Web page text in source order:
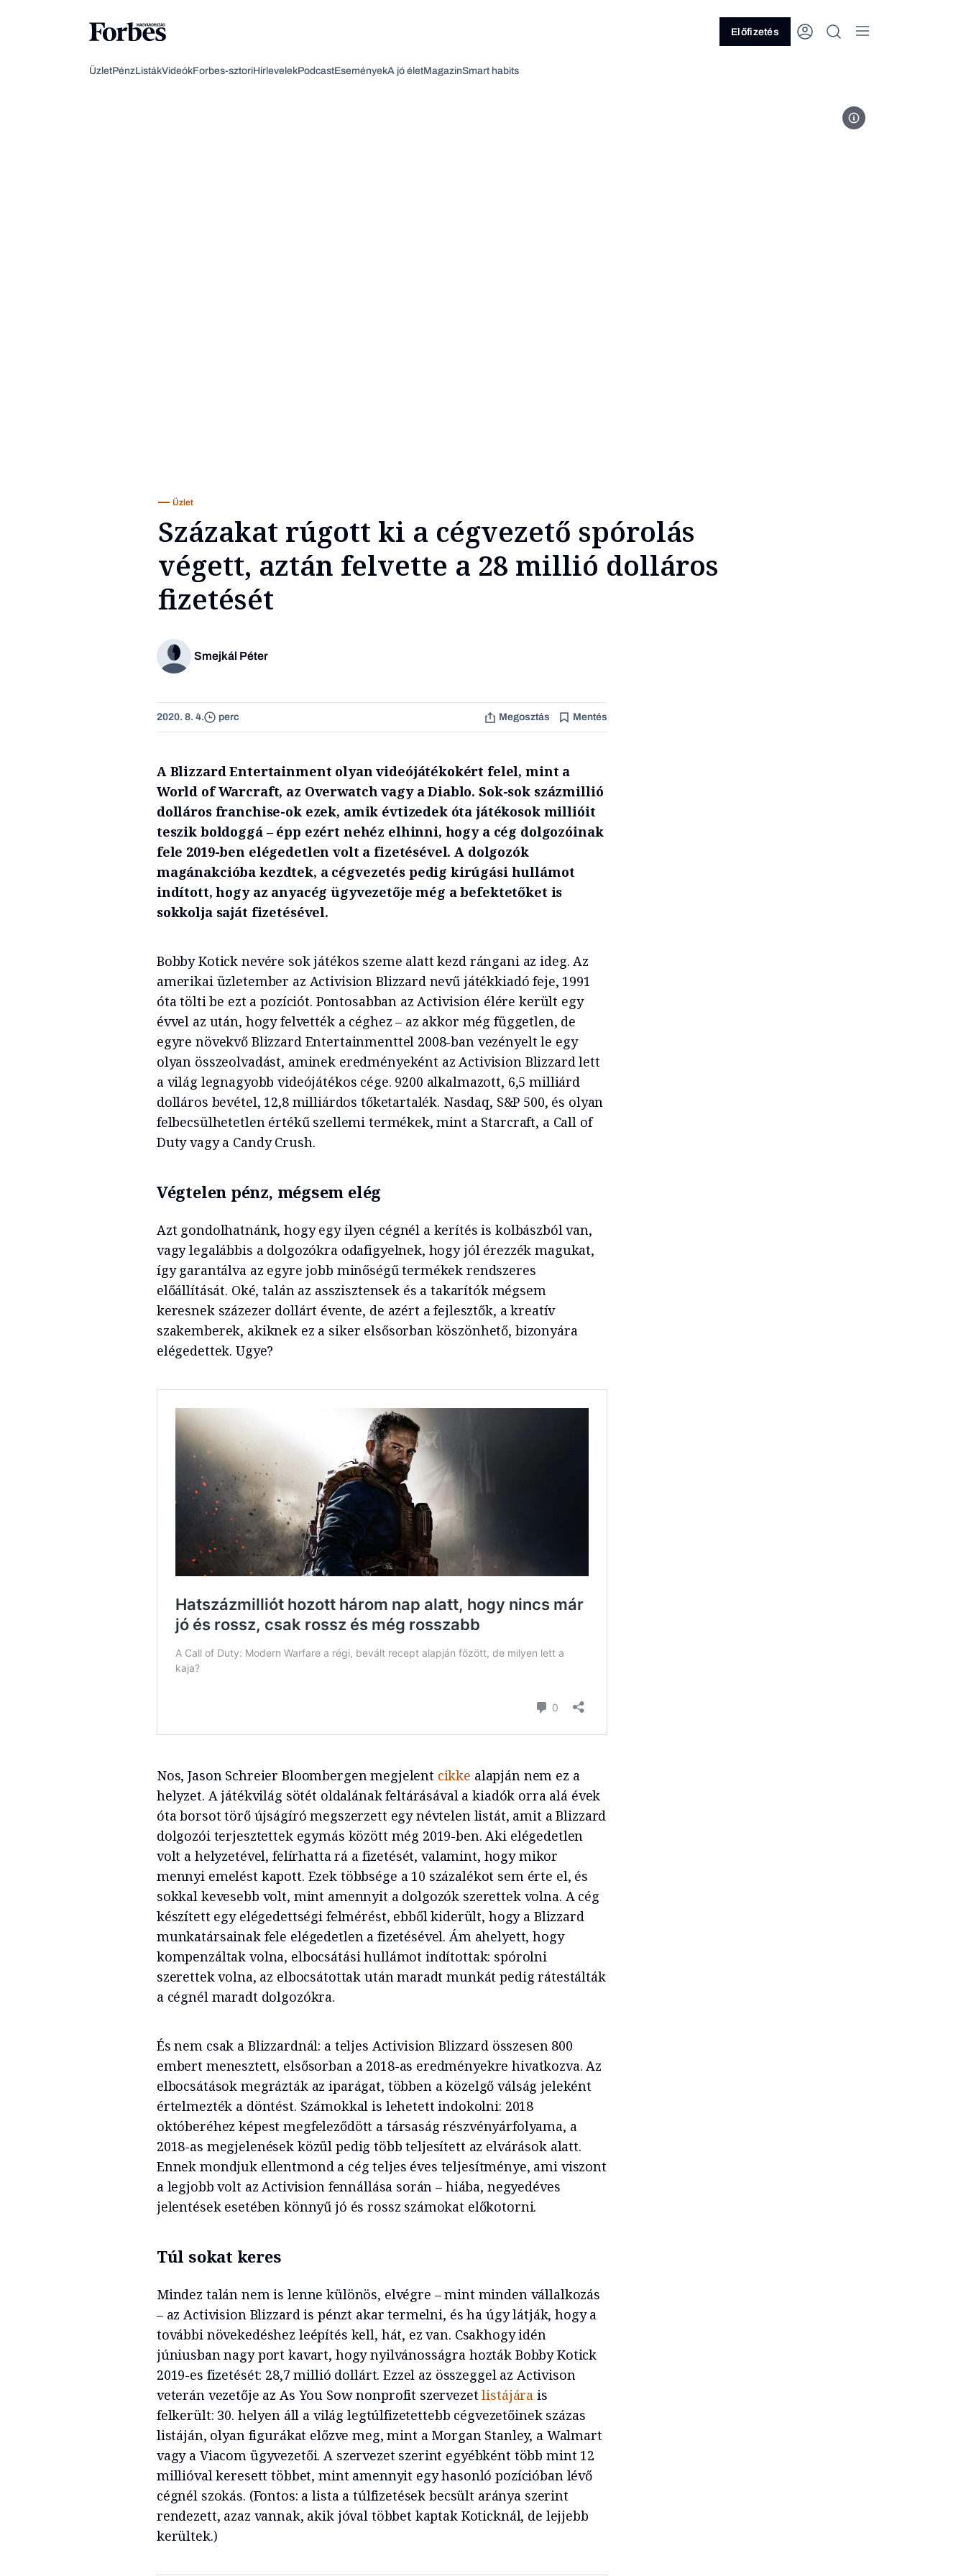
Előfizetés
ÜzletPénzListákVideókForbes-sztoriHírlevelekPodcastEseményekA jó életMagazinSmart habits
Kép: Bobby Kotick hivatalos
Üzlet
Százakat rúgott ki a cégvezető spórolás
végett, aztán felvette a 28 millió dolláros
fizetését
Smejkál Péter
2020. 8. 4. perc Megosztás Mentés
A Blizzard Entertainment olyan videójátékokért felel, mint a
World of Warcraft, az Overwatch vagy a Diablo. Sok-sok százmillió
dolláros franchise-ok ezek, amik évtizedek óta játékosok millióit
teszik boldoggá – épp ezért nehéz elhinni, hogy a cég dolgozóinak
fele 2019-ben elégedetlen volt a fizetésével. A dolgozók
magánakcióba kezdtek, a cégvezetés pedig kirúgási hullámot
indított, hogy az anyacég ügyvezetője még a befektetőket is
sokkolja saját fizetésével.
Bobby Kotick nevére sok játékos szeme alatt kezd rángani az ideg. Az
amerikai üzletember az Activision Blizzard nevű játékkiadó feje, 1991
óta tölti be ezt a pozíciót. Pontosabban az Activision élére került egy
évvel az után, hogy felvették a céghez – az akkor még független, de
egyre növekvő Blizzard Entertainmenttel 2008-ban vezényelt le egy
olyan összeolvadást, aminek eredményeként az Activision Blizzard lett
a világ legnagyobb videójátékos cége. 9200 alkalmazott, 6,5 milliárd
dolláros bevétel, 12,8 milliárdos tőketartalék. Nasdaq, S&P 500, és olyan
felbecsülhetetlen értékű szellemi termékek, mint a Starcraft, a Call of
Duty vagy a Candy Crush.
Végtelen pénz, mégsem elég
Azt gondolhatnánk, hogy egy ilyen cégnél a kerítés is kolbászból van,
vagy legalábbis a dolgozókra odafigyelnek, hogy jól érezzék magukat,
így garantálva az egyre jobb minőségű termékek rendszeres
előállítását. Oké, talán az asszisztensek és a takarítók mégsem
keresnek százezer dollárt évente, de azért a fejlesztők, a kreatív
szakemberek, akiknek ez a siker elsősorban köszönhető, bizonyára
elégedettek. Ugye?
Nos, Jason Schreier Bloombergen megjelent cikke alapján nem ez a
helyzet. A játékvilág sötét oldalának feltárásával a kiadók orra alá évek
óta borsot törő újságíró megszerzett egy névtelen listát, amit a Blizzard
dolgozói terjesztettek egymás között még 2019-ben. Aki elégedetlen
volt a helyzetével, felírhatta rá a fizetését, valamint, hogy mikor
mennyi emelést kapott. Ezek többsége a 10 százalékot sem érte el, és
sokkal kevesebb volt, mint amennyit a dolgozók szerettek volna. A cég
készített egy elégedettségi felmérést, ebből kiderült, hogy a Blizzard
munkatársainak fele elégedetlen a fizetésével. Ám ahelyett, hogy
kompenzáltak volna, elbocsátási hullámot indítottak: spórolni
szerettek volna, az elbocsátottak után maradt munkát pedig rátestálták
a cégnél maradt dolgozókra.
És nem csak a Blizzardnál: a teljes Activision Blizzard összesen 800
embert menesztett, elsősorban a 2018-as eredményekre hivatkozva. Az
elbocsátások megrázták az iparágat, többen a közelgő válság jeleként
értelmezték a döntést. Számokkal is lehetett indokolni: 2018
októberéhez képest megfeleződött a társaság részvényárfolyama, a
2018-as megjelenések közül pedig több teljesített az elvárások alatt.
Ennek mondjuk ellentmond a cég teljes éves teljesítménye, ami viszont
a legjobb volt az Activision fennállása során – hiába, negyedéves
jelentések esetében könnyű jó és rossz számokat előkotorni.
Túl sokat keres
Mindez talán nem is lenne különös, elvégre – mint minden vállalkozás
– az Activision Blizzard is pénzt akar termelni, és ha úgy látják, hogy a
további növekedéshez leépítés kell, hát, ez van. Csakhogy idén
júniusban nagy port kavart, hogy nyilvánosságra hozták Bobby Kotick
2019-es fizetését: 28,7 millió dollárt. Ezzel az összeggel az Activison
veterán vezetője az As You Sow nonprofit szervezetlistájára is
felkerült: 30. helyen áll a világ legtúlfizetettebb cégvezetőinek százas
listáján, olyan figurákat előzve meg, mint a Morgan Stanley, a Walmart
vagy a Viacom ügyvezetői. A szervezet szerint egyébként több mint 12
millióval keresett többet, mint amennyit egy hasonló pozícióban lévő
cégnél szokás. (Fontos: a lista a túlfizetések becsült aránya szerint
rendezett, azaz vannak, akik jóval többet kaptak Koticknál, de lejjebb
kerültek.)